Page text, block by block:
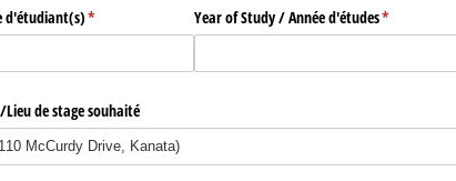
d'étudiant(s)*
(required) Year of Study /​ Année d'études*
(required)
de stage souhaité